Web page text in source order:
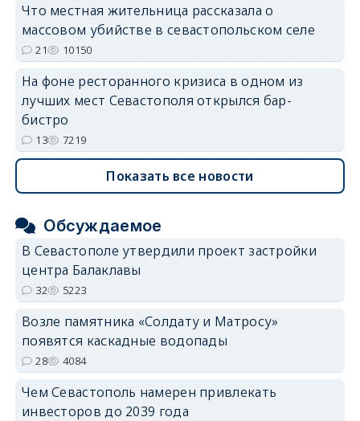
Что местная жительница рассказала о
массовом убийстве в севастопольском селе
21 10150
На фоне ресторанного кризиса в одном из
лучших мест Севастополя открылся бар-
бистро
13 7219
Показать все новости
Обсуждаемое
В Севастополе утвердили проект застройки
центра Балаклавы
32 5223
Возле памятника «Солдату и Матросу»
появятся каскадные водопады
28 4084
Чем Севастополь намерен привлекать
инвесторов до 2039 года